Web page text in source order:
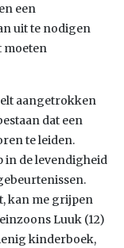
een
uit te nodigen
moeten
aangetrokken
dat een
te leiden.
in de levendigheid
kan me grijpen
Luuk (12)
kinderboek,